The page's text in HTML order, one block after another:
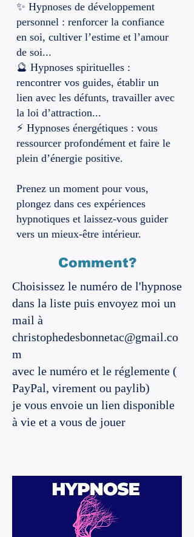
✨ Hypnoses de développement
personnel : renforcer la confiance
en soi, cultiver l’estime et l’amour
de soi...
🔮 Hypnoses spirituelles :
rencontrer vos guides, établir un
lien avec les défunts, travailler avec
la loi d’attraction...
⚡ Hypnoses énergétiques : vous
ressourcer profondément et faire le
plein d’énergie positive.
Prenez un moment pour vous,
plongez dans ces expériences
hypnotiques et laissez-vous guider
vers un mieux-être intérieur.
Comment?
Choisissez le numéro de l'hypnose
dans la liste puis envoyez moi un
mail à
christophedesbonnetac@gmail.co
m
avec le numéro et le réglemente (
PayPal, virement ou paylib)
je vous envoie un lien disponible
à vie et a vous de jouer